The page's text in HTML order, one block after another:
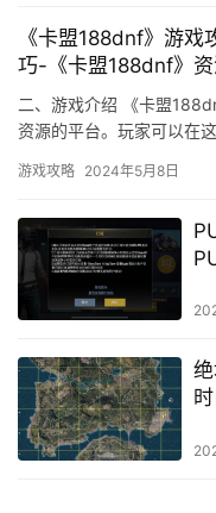
《卡盟188dnf》游
巧-《卡盟188dnf》
高级玩法
二、游戏介绍 《卡盟
资源的平台。玩家可以在
游戏攻略 2024年5月8日